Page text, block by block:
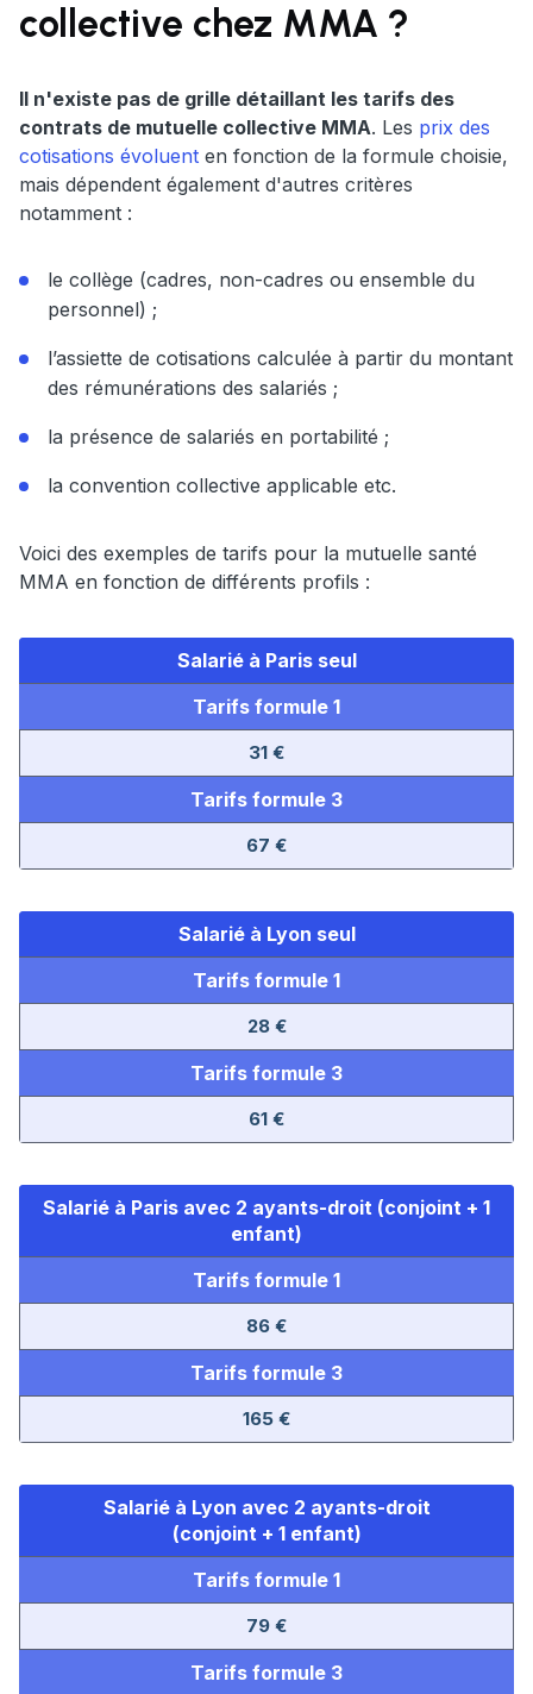
collective chez MMA ?
Il n'existe pas de grille détaillant les tarifs des
contrats de mutuelle collective MMA. Les prix des
cotisations évoluent en fonction de la formule choisie,
mais dépendent également d'autres critères
notamment :
le collège (cadres, non-cadres ou ensemble du
personnel) ;
l’assiette de cotisations calculée à partir du montant
des rémunérations des salariés ;
la présence de salariés en portabilité ;
la convention collective applicable etc.
Voici des exemples de tarifs pour la mutuelle santé
MMA en fonction de différents profils :
Salarié à Paris seul
Tarifs formule 1
31 €
Tarifs formule 3
67 €
Salarié à Lyon seul
Tarifs formule 1
28 €
Tarifs formule 3
61 €
Salarié à Paris avec 2 ayants-droit (conjoint + 1
enfant)
Tarifs formule 1
86 €
Tarifs formule 3
165 €
Salarié à Lyon avec 2 ayants-droit
(conjoint + 1 enfant)
Tarifs formule 1
79 €
Tarifs formule 3